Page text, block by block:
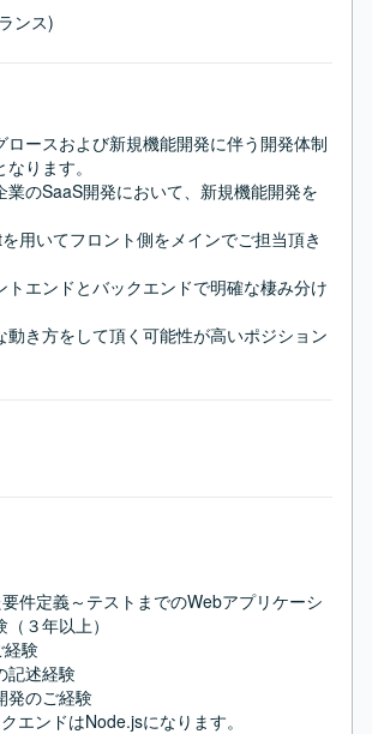
ンス)
ロースおよび新規機能開発に伴う開発体制
ります。
業のSaaS開発において、新規機能開発を
用いてフロント側をメインでご担当頂き
トエンドとバックエンドで明確な棲み分け
動き方をして頂く可能性が高いポジション
要件定義～テストまでのWebアプリケーシ
３年以上）
経験
記述経験
発のご経験
エンドはNode.jsになります。